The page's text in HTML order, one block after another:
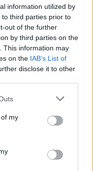
information utilized by
third parties prior to
out of the further
by third parties on the
This information may
on the IAB’s List of
disclose it to other
my